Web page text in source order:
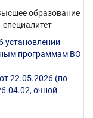
образование
программам ВО
22.05.2026 (по
очной